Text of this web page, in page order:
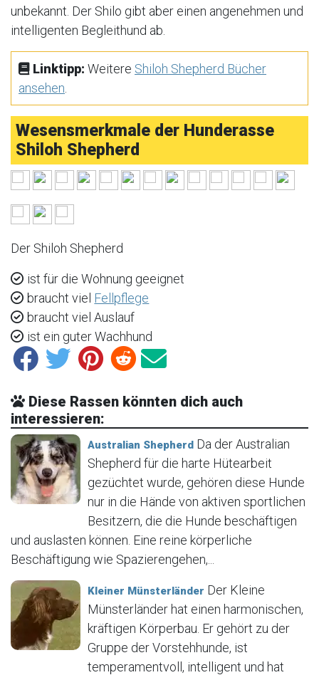
unbekannt. Der Shilo gibt aber einen angenehmen und
intelligenten Begleithund ab.
Linktipp: Weitere Shiloh Shepherd Bücher
ansehen
Wesensmerkmale der Hunderasse
Shiloh Shepherd
Der Shiloh Shepherd
ist für die Wohnung geeignet
braucht viel Fellpflege
braucht viel Auslauf
ist ein guter Wachhund
Diese Rassen könnten dich auch
interessieren:
Australian Shepherd Da der Australian
Shepherd für die harte Hütearbeit
gezüchtet wurde, gehören diese Hunde
nur in die Hände von aktiven sportlichen
Besitzern, die die Hunde beschäftigen
und auslasten können. Eine reine körperliche
Beschäftigung wie Spazierengehen,...
Kleiner Münsterländer Der Kleine
Münsterländer hat einen harmonischen,
kräftigen Körperbau. Er gehört zu der
Gruppe der Vorstehhunde, ist
temperamentvoll, intelligent und hat